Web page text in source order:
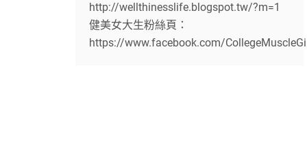
http://wellthinesslife.blogspot.tw/?m=1
健美女大生粉絲頁：
https://www.facebook.com/